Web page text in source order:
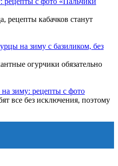
рецепты кабачков станут
на зиму с базиликом, без
огурчики обязательно
зиму: рецепты с фото
все без исключения, поэтому